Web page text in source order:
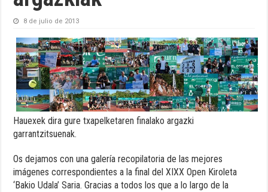
8 de julio de 2013
Hauexek dira gure txapelketaren finalako argazki
garrantzitsuenak.
Os dejamos con una galería recopilatoria de las mejores
imágenes correspondientes a la final del XIXX Open Kiroleta
‘Bakio Udala’ Saria. Gracias a todos los que a lo largo de la